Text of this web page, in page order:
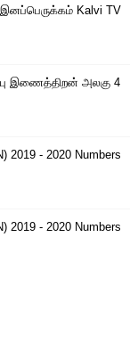
இனப்பெருக்கம் Kalvi TV
இணைத்திறன் அலகு 4
2019 - 2020 Numbers
2019 - 2020 Numbers